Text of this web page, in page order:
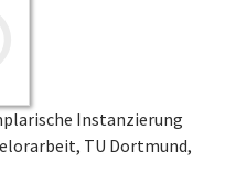
Instanzierung
TU Dortmund,